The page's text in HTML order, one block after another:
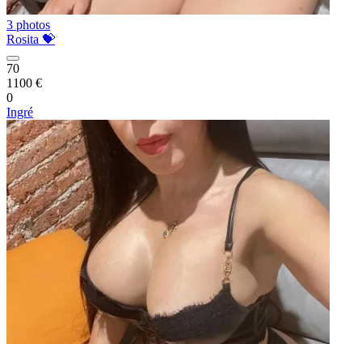
3 photos
Rosita 💝
70
1100 €
0
Ingré